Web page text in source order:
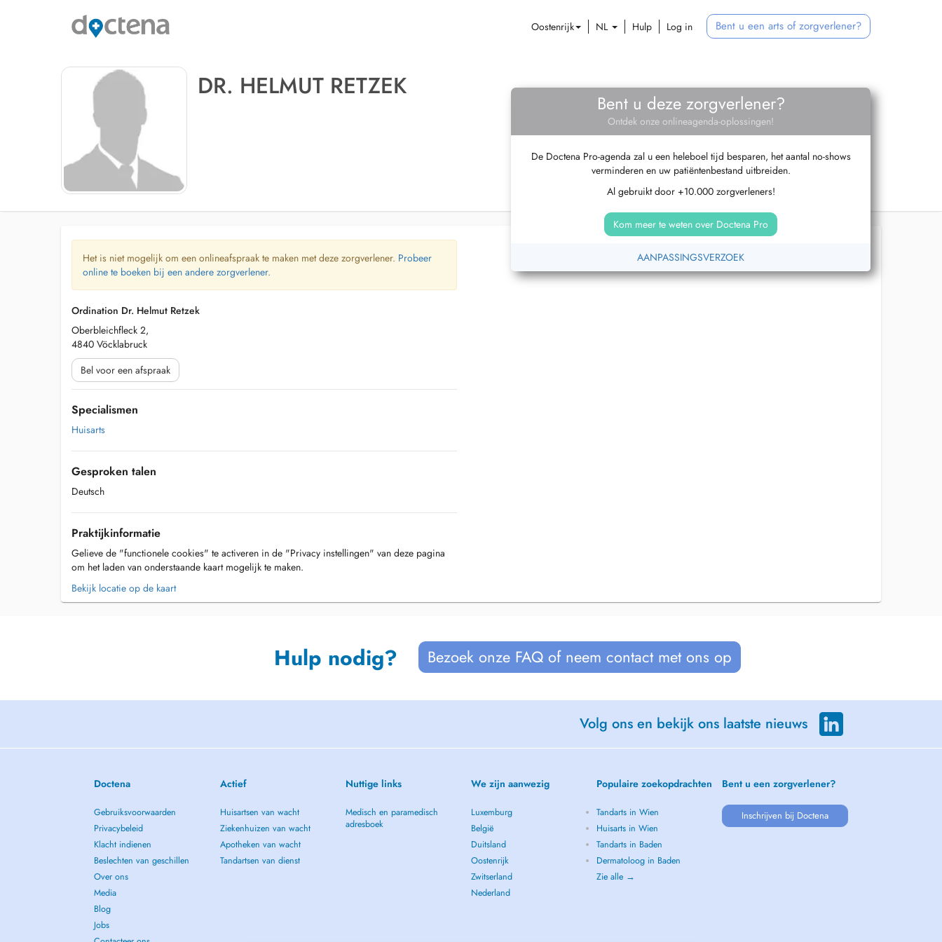
Oostenrijk NL Hulp Log in Bent u een arts of zorgverlener?
DR. HELMUT RETZEK
Bent u deze zorgverlener?
Ontdek onze onlineagenda-oplossingen!
De Doctena Pro-agenda zal u een heleboel tijd besparen, het aantal no-shows
verminderen en uw patiëntenbestand uitbreiden.
Al gebruikt door +10.000 zorgverleners!
Kom meer te weten over Doctena Pro
AANPASSINGSVERZOEK
Het is niet mogelijk om een onlineafspraak te maken met deze zorgverlener. Probeer
online te boeken bij een andere zorgverlener.
Ordination Dr. Helmut Retzek
Oberbleichfleck 2,
4840 Vöcklabruck
Bel voor een afspraak
Specialismen
Huisarts
Gesproken talen
Deutsch
Praktijkinformatie
Gelieve de "functionele cookies" te activeren in de "Privacy instellingen" van deze pagina
om het laden van onderstaande kaart mogelijk te maken.
Bekijk locatie op de kaart
Hulp nodig? Bezoek onze FAQ of neem contact met ons op
Volg ons en bekijk ons laatste nieuws
Doctena
Gebruiksvoorwaarden
Privacybeleid
Klacht indienen
Beslechten van geschillen
Over ons
Media
Blog
Jobs
Actief
Huisartsen van wacht
Ziekenhuizen van wacht
Apotheken van wacht
Tandartsen van dienst
Nuttige links
Medisch en paramedisch
adresboek
We zijn aanwezig
Luxemburg
België
Duitsland
Oostenrijk
Zwitserland
Nederland
Populaire zoekopdrachten
Tandarts in Wien
Huisarts in Wien
Tandarts in Baden
Dermatoloog in Baden
Zie alle →
Bent u een zorgverlener?
Inschrijven bij Doctena